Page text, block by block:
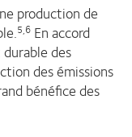
production de
5,6 En accord
des
des émissions
bénéfice des